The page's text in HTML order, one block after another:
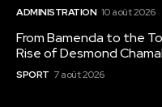
ADMINISTRATION 10 août 2026
From Bamenda to the
Rise of Desmond
SPORT 7 août 2026